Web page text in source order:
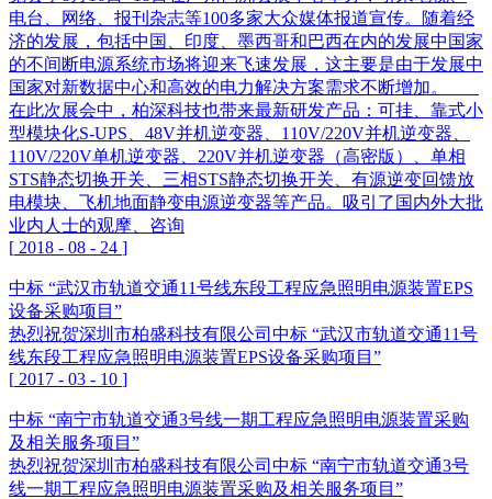
电台、网络、报刊杂志等100多家大众媒体报道宣传。随着经
济的发展，包括中国、印度、墨西哥和巴西在内的发展中国家
的不间断电源系统市场将迎来飞速发展，这主要是由于发展中
国家对新数据中心和高效的电力解决方案需求不断增加。
在此次展会中，柏深科技也带来最新研发产品：可挂、靠式小
型模块化S-UPS、48V并机逆变器、110V/220V并机逆变器、
110V/220V单机逆变器、220V并机逆变器（高密版）、单相
STS静态切换开关、三相STS静态切换开关、有源逆变回馈放
电模块、飞机地面静变电源逆变器等产品。吸引了国内外大批
业内人士的观摩、咨询
[ 2018 - 08 - 24 ]
中标 “武汉市轨道交通11号线东段工程应急照明电源装置EPS
设备采购项目”
热烈祝贺深圳市柏盛科技有限公司中标 “武汉市轨道交通11号
线东段工程应急照明电源装置EPS设备采购项目”
[ 2017 - 03 - 10 ]
中标 “南宁市轨道交通3号线一期工程应急照明电源装置采购
及相关服务项目”
热烈祝贺深圳市柏盛科技有限公司中标 “南宁市轨道交通3号
线一期工程应急照明电源装置采购及相关服务项目”